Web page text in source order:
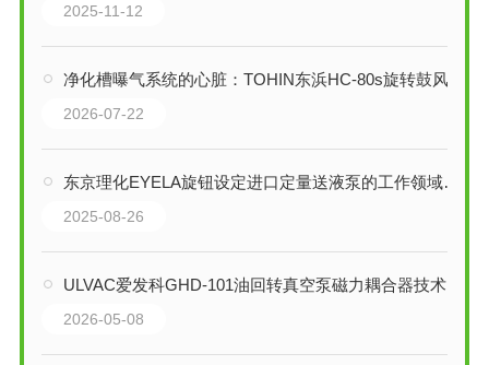
2025-11-12
净化槽曝气系统的心脏：TOHIN东浜HC-80s旋转鼓风机技术详解
2026-07-22
东京理化EYELA旋钮设定进口定量送液泵的工作领域是哪些方面
2025-08-26
ULVAC爱发科GHD-101油回转真空泵磁力耦合器技术解析
2026-05-08